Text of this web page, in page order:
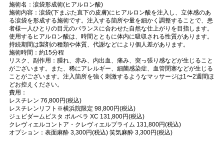
施術名：涙袋形成術(ヒアルロン酸)
施術内容：涙袋(下まぶた直下の皮膚)にヒアルロン酸を注入し、立体感のあ
る涙袋を形成する施術です。注入する箇所や量を細かく調整することで、患
者様一人ひとりの目元のバランスに合わせた自然な仕上がりを目指します。
使用するヒアルロン酸は、時間とともに体内に吸収される性質があります。
持続期間は製剤の種類や体質、代謝などにより個人差があります。
施術時間：約15分程
リスク、副作用：腫れ、赤み、内出血、痛み、突っ張り感などが生じること
がございます。また、稀にアレルギー、細菌感染症、血管閉塞などが生じる
ことがございます。注入箇所を強く刺激するようなマッサージは1〜2週間ほ
どお控えください。
費用：
レスチレン 76,800円(税込)
レスチレンリフト※横浜院限定 98,800円(税込)
ジュビダームビスタ ボルベラ XC 131,800円(税込)
クレヴィエルコントア・クレヴィエルプライム 131,800円(税込)
オプション：表面麻酔 3,300円(税込) 笑気麻酔 3,300円(税込)